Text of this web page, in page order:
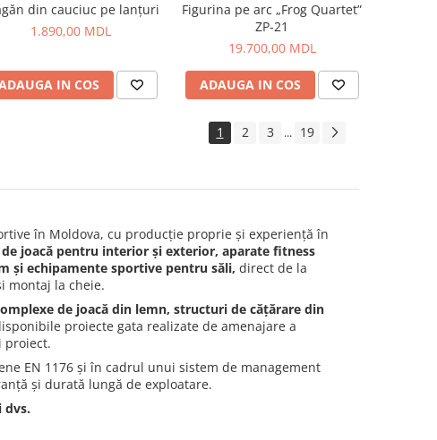
din cauciuc pe lanțuri
1.890,00 MDL
IN COS
Figurina pe arc „Frog Quartet”
ZP-21
19.700,00 MDL
ADAUGA IN COS
1 2 3 ... 19
în Moldova, cu producție proprie și experiență în
joacă pentru interior și exterior, aparate fitness
și echipamente sportive pentru săli, direct de la
montaj la cheie.
de joacă din lemn, structuri de cățărare din
proiecte gata realizate de amenajare a
proiect.
EN 1176 și în cadrul unui sistem de management
și durată lungă de exploatare.